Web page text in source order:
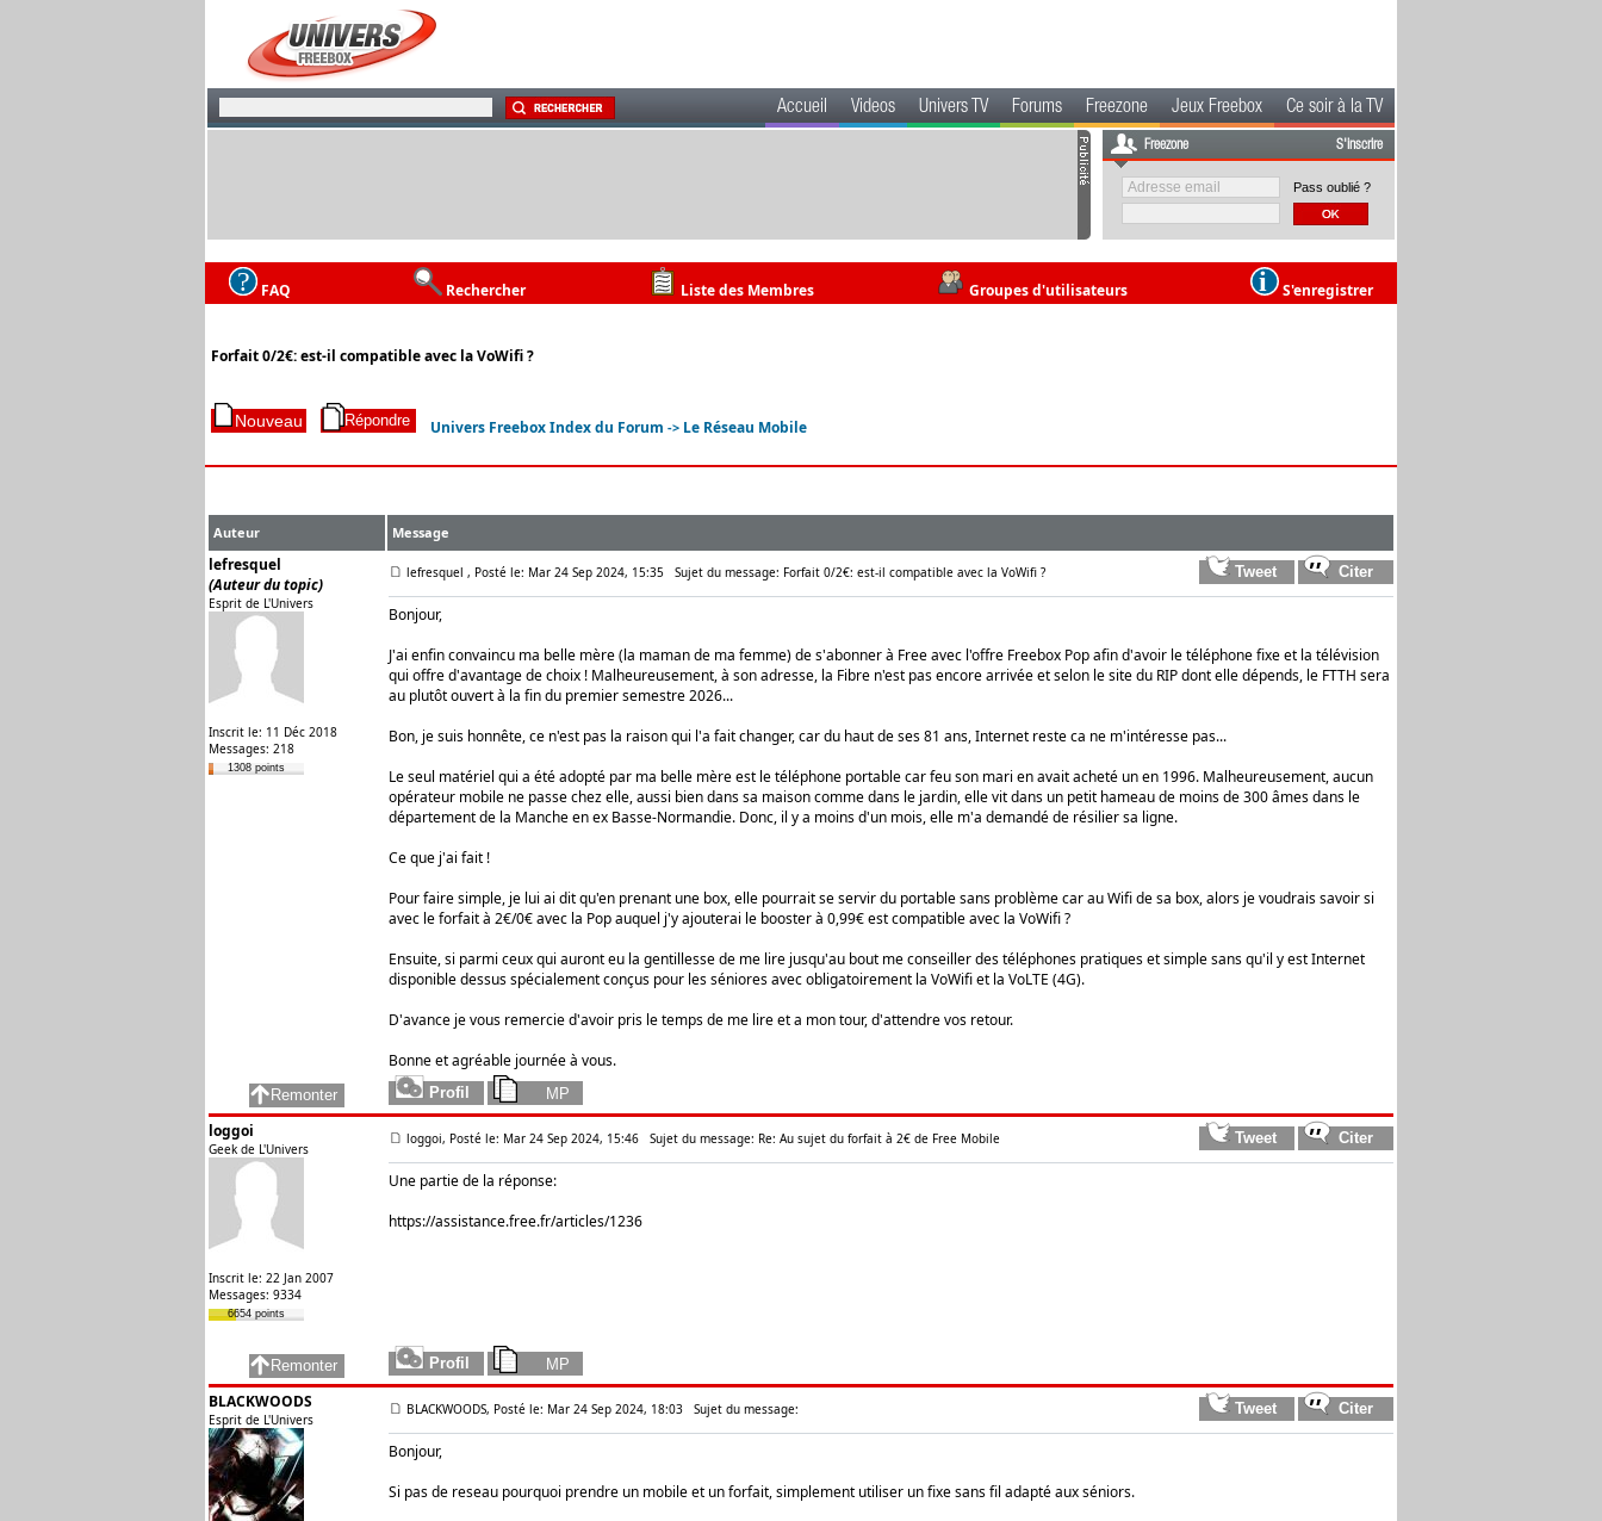
Accueil Videos Univers TV Forums Freezone Jeux Freebox Ce soir à la TV
Freezone S'inscrire
Pass oublié ?
FAQ Rechercher Liste des Membres Groupes d'utilisateurs S'enregistrer
Forfait 0/2€: est-il compatible avec la VoWifi ?
Univers Freebox Index du Forum -> Le Réseau Mobile
Auteur Message
lefresquel
(Auteur du topic)
Esprit de L'Univers
Inscrit le: 11 Déc 2018
Messages: 218
1308 points
lefresquel , Posté le: Mar 24 Sep 2024, 15:35 Sujet du message: Forfait 0/2€: est-il compatible avec la VoWifi ?
Bonjour,
J'ai enfin convaincu ma belle mère (la maman de ma femme) de s'abonner à Free avec l'offre Freebox Pop afin d'avoir le téléphone fixe et la télévision
qui offre d'avantage de choix ! Malheureusement, à son adresse, la Fibre n'est pas encore arrivée et selon le site du RIP dont elle dépends, le FTTH sera
au plutôt ouvert à la fin du premier semestre 2026...
Bon, je suis honnête, ce n'est pas la raison qui l'a fait changer, car du haut de ses 81 ans, Internet reste ca ne m'intéresse pas...
Le seul matériel qui a été adopté par ma belle mère est le téléphone portable car feu son mari en avait acheté un en 1996. Malheureusement, aucun
opérateur mobile ne passe chez elle, aussi bien dans sa maison comme dans le jardin, elle vit dans un petit hameau de moins de 300 âmes dans le
département de la Manche en ex Basse-Normandie. Donc, il y a moins d'un mois, elle m'a demandé de résilier sa ligne.
Ce que j'ai fait !
Pour faire simple, je lui ai dit qu'en prenant une box, elle pourrait se servir du portable sans problème car au Wifi de sa box, alors je voudrais savoir si
avec le forfait à 2€/0€ avec la Pop auquel j'y ajouterai le booster à 0,99€ est compatible avec la VoWifi ?
Ensuite, si parmi ceux qui auront eu la gentillesse de me lire jusqu'au bout me conseiller des téléphones pratiques et simple sans qu'il y est Internet
disponible dessus spécialement conçus pour les séniores avec obligatoirement la VoWifi et la VoLTE (4G).
D'avance je vous remercie d'avoir pris le temps de me lire et a mon tour, d'attendre vos retour.
Bonne et agréable journée à vous.
loggoi
Geek de L'Univers
Inscrit le: 22 Jan 2007
Messages: 9334
6654 points
loggoi, Posté le: Mar 24 Sep 2024, 15:46 Sujet du message: Re: Au sujet du forfait à 2€ de Free Mobile
Une partie de la réponse:
https://assistance.free.fr/articles/1236
BLACKWOODS
Esprit de L'Univers
BLACKWOODS, Posté le: Mar 24 Sep 2024, 18:03 Sujet du message:
Bonjour,
Si pas de reseau pourquoi prendre un mobile et un forfait, simplement utiliser un fixe sans fil adapté aux séniors.